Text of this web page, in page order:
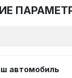
автомобиль